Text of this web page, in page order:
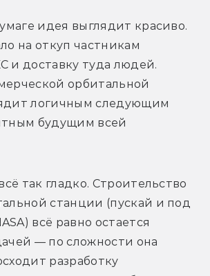
идея выглядит красиво.
на откуп частникам
и доставку туда людей.
орбитальной
логичным следующим
будущим всей
так гладко. Строительство
станции (пускай и под
всё равно остается
— по сложности она
разработку